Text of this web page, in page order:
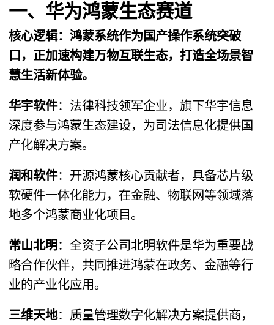
一、华为鸿蒙生态赛道
核心逻辑​：鸿蒙系统作为国产操作系统突破
口，正加速构建万物互联生态，打造全场景智
慧生活新体验。
华宇软件​：法律科技领军企业，旗下华宇信息
深度参与鸿蒙生态建设，为司法信息化提供国
产化解决方案。
润和软件​：开源鸿蒙核心贡献者，具备芯片级
软硬件一体化能力，在金融、物联网等领域落
地多个鸿蒙商业化项目。
常山北明 ​：全资子公司北明软件是华为重要战
略合作伙伴，共同推进鸿蒙在政务、金融等行
业的产业化应用。
三维天地​：质量管理数字化解决方案提供商，